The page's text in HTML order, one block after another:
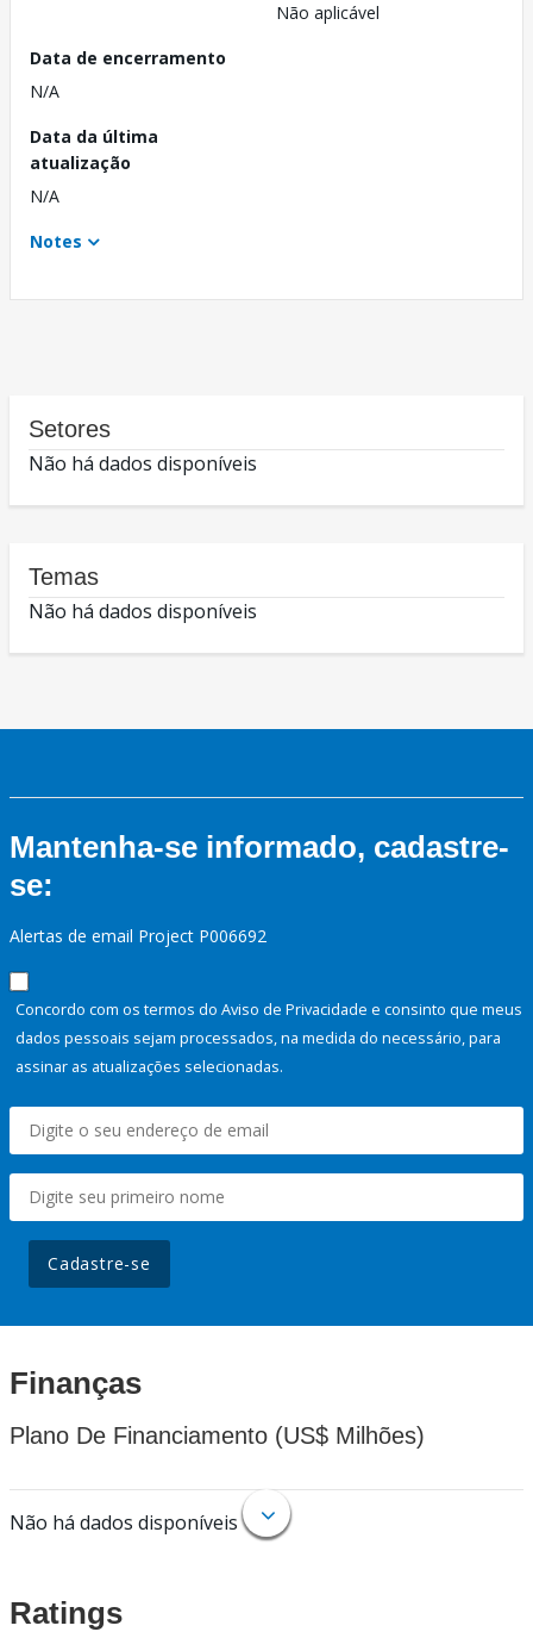
Não aplicável
Data de encerramento
N/A
Data da última
atualização
N/A
Notes
Setores
Não há dados disponíveis
Temas
Não há dados disponíveis
Mantenha-se informado, cadastre-
se:
Alertas de email Project P006692
Concordo com os termos do Aviso de Privacidade e consinto que meus
dados pessoais sejam processados, na medida do necessário, para
assinar as atualizações selecionadas.
Cadastre-se
Finanças
Plano De Financiamento (US$ Milhões)
Não há dados disponíveis
Ratings